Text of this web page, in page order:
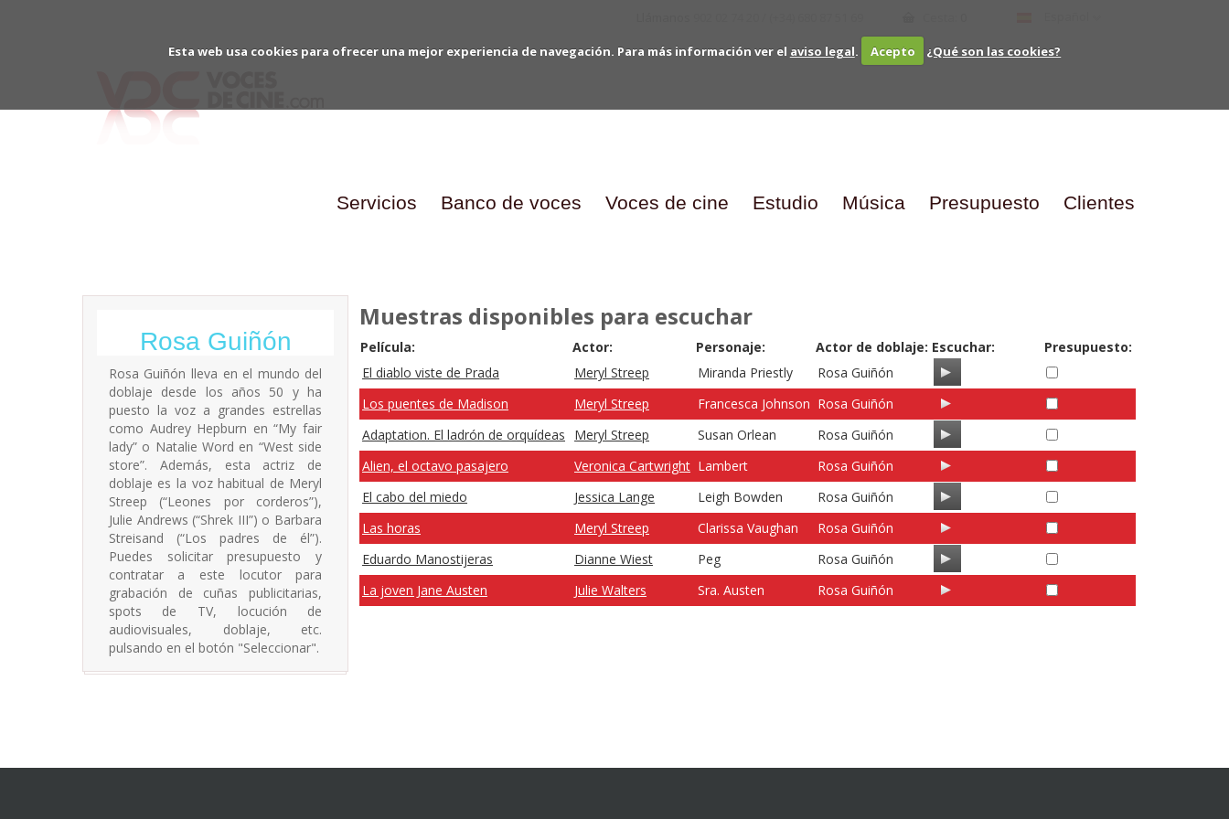
Esta web usa cookies para ofrecer una mejor experiencia de navegación. Para más información ver el aviso legal. Acepto ¿Qué son las cookies?
Servicios Banco de voces Voces de cine Estudio Música Presupuesto Clientes
Rosa Guiñón
Rosa Guiñón lleva en el mundo del
doblaje desde los años 50 y ha
puesto la voz a grandes estrellas
como Audrey Hepburn en “My fair
lady” o Natalie Word en “West side
store”. Además, esta actriz de
doblaje es la voz habitual de Meryl
Streep (“Leones por corderos”),
Julie Andrews (“Shrek III”) o Barbara
Streisand (“Los padres de él”).
Puedes solicitar presupuesto y
contratar a este locutor para
grabación de cuñas publicitarias,
spots de TV, locución de
audiovisuales, doblaje, etc.
pulsando en el botón "Seleccionar".
Muestras disponibles para escuchar
Película: Actor: Personaje: Actor de doblaje: Escuchar:
Presupuesto:
El diablo viste de Prada
Meryl Streep Miranda Priestly
Rosa Guiñón
Los puentes de Madison
Meryl Streep Francesca Johnson Rosa Guiñón
Adaptation. El ladrón de orquídeas
Meryl Streep Susan Orlean
Rosa Guiñón
Alien, el octavo pasajero
Veronica Cartwright Lambert
Rosa Guiñón
El cabo del miedo
Jessica Lange Leigh Bowden
Rosa Guiñón
Las horas
Meryl Streep Clarissa Vaughan
Rosa Guiñón
Eduardo Manostijeras
Dianne Wiest Peg
Rosa Guiñón
La joven Jane Austen
Julie Walters Sra. Austen Rosa Guiñón